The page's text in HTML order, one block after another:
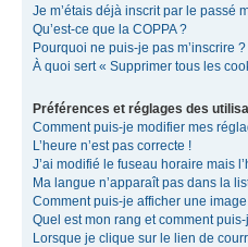
Je m’étais déjà inscrit par le passé
Qu’est-ce que la COPPA ?
Pourquoi ne puis-je pas m’inscrire ?
À quoi sert « Supprimer tous les
Préférences et réglages des
Comment puis-je modifier mes
L’heure n’est pas correcte !
J’ai modifié le fuseau horaire mais
Ma langue n’apparaît pas dans la
Comment puis-je afficher une
Quel est mon rang et comment
Lorsque je clique sur le lien de